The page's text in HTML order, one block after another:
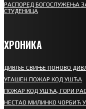
РАСПОРЕД БОГОСЛУЖЕЊА
СТУДЕНИЦА
ХРОНИКА
ДИВЉЕ СВИЊЕ ПОНОВО
УГАШЕН ПОЖАР КОД УШЋА
ПОЖАР КОД УШЋА, ГОРИ
НЕСТАО МИЛИНКО ЧОРБИЋ У